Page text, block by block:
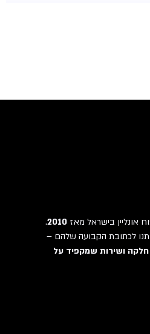
אונליין בישראל מאז2010
.
לכתובת הקבועה שלהם –
ושירות שמקפיד על